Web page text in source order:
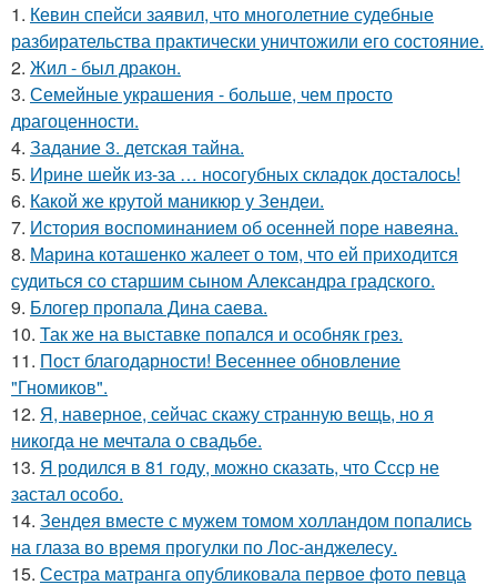
1. Кевин спейси заявил, что многолетние судебные
разбирательства практически уничтожили его состояние.
2. Жил - был дракон.
3. Семейные украшения - больше, чем просто
драгоценности.
4. Задание 3. детская тайна.
5. Ирине шейк из-за … носогубных складок досталось!
6. Какой же крутой маникюр у Зендеи.
7. История воспоминанием об осенней поре навеяна.
8. Марина коташенко жалеет о том, что ей приходится
судиться со старшим сыном Александра градского.
9. Блогер пропала Дина саева.
10. Так же на выставке попался и особняк грез.
11. Пост благодарности! Весеннее обновление
"Гномиков".
12. Я, наверное, сейчас скажу странную вещь, но я
никогда не мечтала о свадьбе.
13. Я родился в 81 году, можно сказать, что Ссср не
застал особо.
14. Зендея вместе с мужем томом холландом попались
на глаза во время прогулки по Лос-анджелесу.
15. Сестра матранга опубликовала первое фото певца